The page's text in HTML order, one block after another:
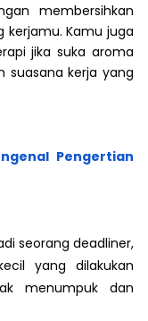
membersihkan
kerjamu. Kamu juga
jika suka aroma
suasana kerja yang
Pengertian
seorang deadliner,
yang dilakukan
menumpuk dan